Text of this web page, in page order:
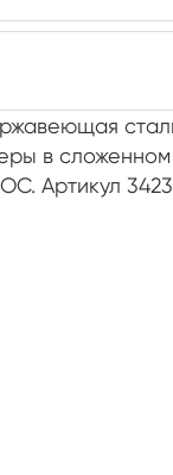
в
Артикул